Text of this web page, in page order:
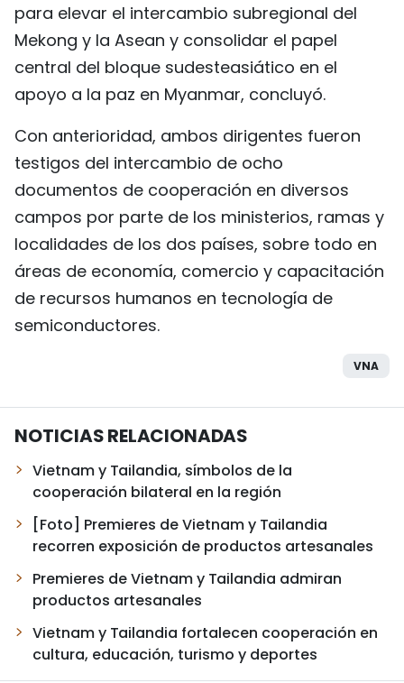
para elevar el intercambio subregional del
Mekong y la Asean y consolidar el papel
central del bloque sudesteasiático en el
apoyo a la paz en Myanmar, concluyó.
Con anterioridad, ambos dirigentes fueron
testigos del intercambio de ocho
documentos de cooperación en diversos
campos por parte de los ministerios, ramas y
localidades de los dos países, sobre todo en
áreas de economía, comercio y capacitación
de recursos humanos en tecnología de
semiconductores.
VNA
NOTICIAS RELACIONADAS
Vietnam y Tailandia, símbolos de la
cooperación bilateral en la región
[Foto] Premieres de Vietnam y Tailandia
recorren exposición de productos artesanales
Premieres de Vietnam y Tailandia admiran
productos artesanales
Vietnam y Tailandia fortalecen cooperación en
cultura, educación, turismo y deportes